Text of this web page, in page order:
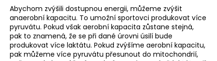
Abychom zvýšili dostupnou energii, můžeme zvýšit
anaerobní kapacitu. To umožní sportovci produkovat více
pyruvátu. Pokud však aerobní kapacita zůstane stejná,
pak to znamená, že se při dané úrovni úsilí bude
produkovat více laktátu. Pokud zvýšíme aerobní kapacitu,
pak můžeme více pyruvátu přesunout do mitochondrií,
D
o
p
o